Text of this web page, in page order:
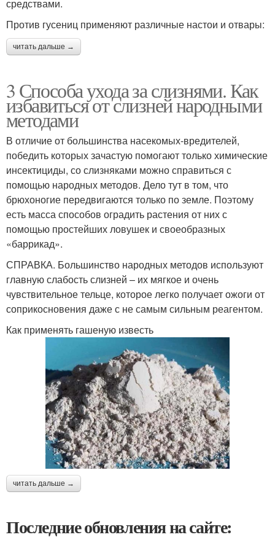
средствами.
Против гусениц применяют различные настои и отвары:
читать дальше →
3 Способа ухода за слизнями. Как
избавиться от слизней народными
методами
В отличие от большинства насекомых-вредителей,
победить которых зачастую помогают только химические
инсектициды, со слизняками можно справиться с
помощью народных методов. Дело тут в том, что
брюхоногие передвигаются только по земле. Поэтому
есть масса способов оградить растения от них с
помощью простейших ловушек и своеобразных
«баррикад».
СПРАВКА. Большинство народных методов используют
главную слабость слизней – их мягкое и очень
чувствительное тельце, которое легко получает ожоги от
соприкосновения даже с не самым сильным реагентом.
Как применять гашеную известь
читать дальше →
Последние обновления на сайте: